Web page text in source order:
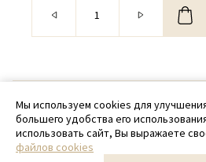
© 2020 - 2026
+ 7 (918)
Мы используем cookies для
большего удобства его
использовать сайт, Вы выражаете
файлов cookies